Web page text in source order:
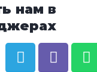
нам в